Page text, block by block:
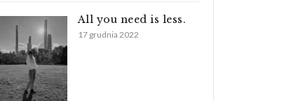
All you need is less.
17 grudnia 2022